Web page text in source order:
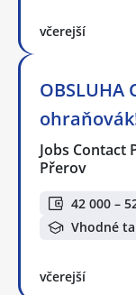
včerejší
OBSLUHA
Jobs Contact
Přerov
42 000 –
Vhodné
včerejší